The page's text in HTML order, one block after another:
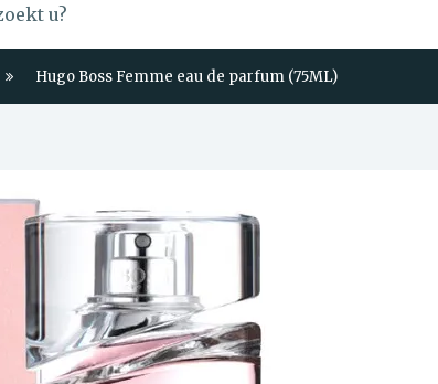
Hugo Boss Femme eau de parfum (75ML)